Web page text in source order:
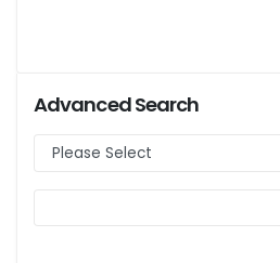
Advanced Search